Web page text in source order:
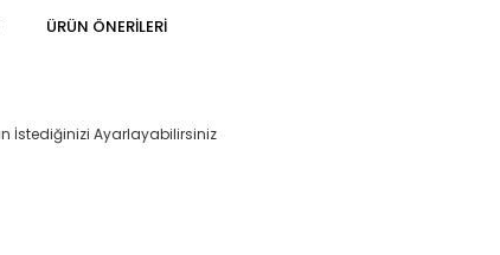
ÜRÜN ÖNERILERI
İstediğinizi Ayarlayabilirsiniz